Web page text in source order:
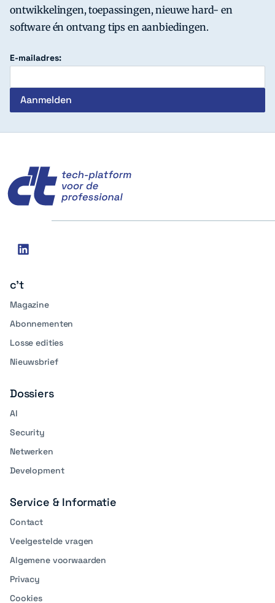
ontwikkelingen, toepassingen, nieuwe hard- en
software én ontvang tips en aanbiedingen.
E-mailadres:
Social
linkedin
c't
Magazine
Abonnementen
Losse edities
Nieuwsbrief
Dossiers
AI
Security
Netwerken
Development
Service & Informatie
Contact
Veelgestelde vragen
Algemene voorwaarden
Privacy
Cookies